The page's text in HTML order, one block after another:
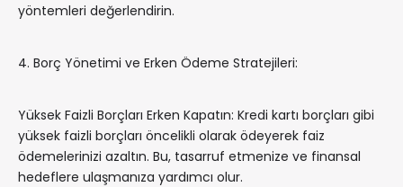
yöntemleri değerlendirin.
4. Borç Yönetimi ve Erken Ödeme Stratejileri:
Yüksek Faizli Borçları Erken Kapatın: Kredi kartı borçları gibi
yüksek faizli borçları öncelikli olarak ödeyerek faiz
ödemelerinizi azaltın. Bu, tasarruf etmenize ve finansal
hedeflere ulaşmanıza yardımcı olur.